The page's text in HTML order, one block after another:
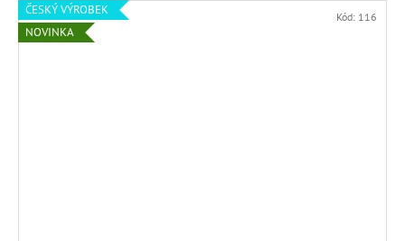
ČESKÝ VÝROBEK
NOVINKA
Kód: 116